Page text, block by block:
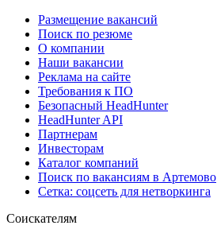
Размещение вакансий
Поиск по резюме
О компании
Наши вакансии
Реклама на сайте
Требования к ПО
Безопасный HeadHunter
HeadHunter API
Партнерам
Инвесторам
Каталог компаний
Поиск по вакансиям в Артемово
Сетка: соцсеть для нетворкинга
Соискателям